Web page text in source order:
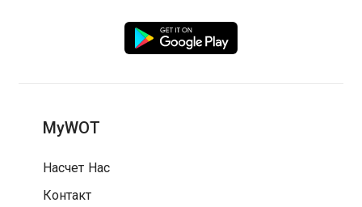
MyWOT
Насчет Нас
Контакт